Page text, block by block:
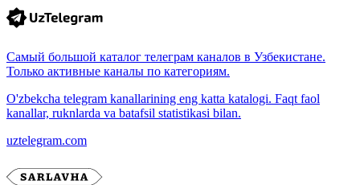
Самый большой каталог телеграм каналов в Узбекистане.
Только активные каналы по категориям.
O'zbekcha telegram kanallarining eng katta katalogi. Faqt faol
kanallar, ruknlarda va batafsil statistikasi bilan.
uztelegram.com